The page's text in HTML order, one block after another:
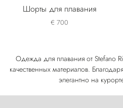
Шорты для плавания
€ 700
Одежда для плавания от Stefano
качественных материалов.
элегантно на